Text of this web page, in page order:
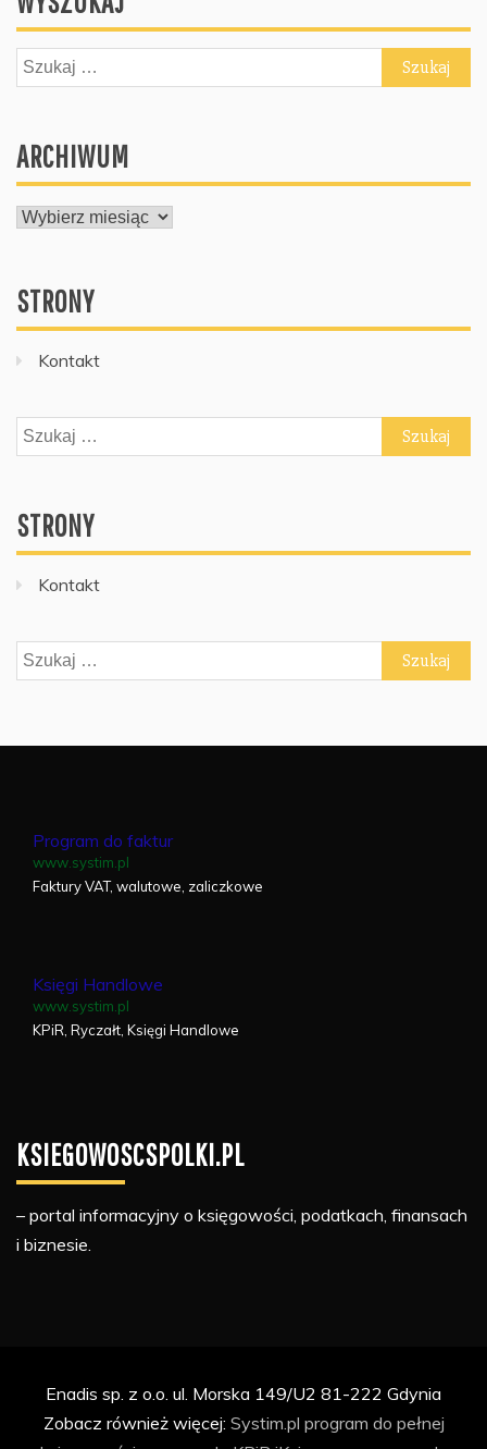
Szukaj:
ARCHIWUM
ARCHIWUM
STRONY
Kontakt
Szukaj:
STRONY
Kontakt
Szukaj:
Program do faktur
www.systim.pl
Faktury VAT, walutowe, zaliczkowe
Księgi Handlowe
www.systim.pl
KPiR, Ryczałt, Księgi Handlowe
KSIEGOWOSCSPOLKI.PL
– portal informacyjny o księgowości, podatkach, finansach
i biznesie.
Enadis sp. z o.o. ul. Morska 149/U2 81-222 Gdynia
Zobacz również więcej: Systim.pl program do pełnej